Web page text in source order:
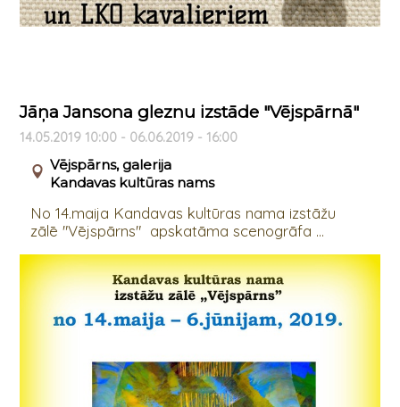
Jāņa Jansona gleznu izstāde "Vējspārnā"
14.05.2019 10:00 - 06.06.2019 - 16:00
Vējspārns, galerija
Kandavas kultūras nams
No 14.maija Kandavas kultūras nama izstāžu
zālē "Vējspārns" apskatāma scenogrāfa ...